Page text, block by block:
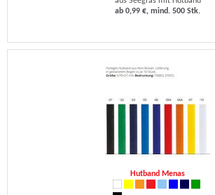
ab 0,99 €, mind. 500 Stk.
Hutband Menas